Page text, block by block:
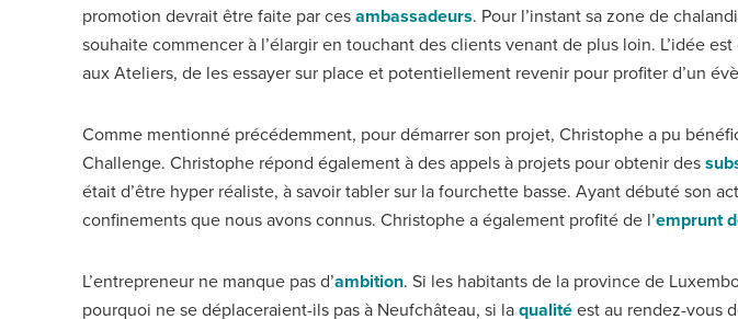
promotion devrait être faite par ces ambassadeurs. Pour l’instant sa zone de
souhaite commencer à l’élargir en touchant des clients venant de plus loin. L’idée
aux Ateliers, de les essayer sur place et potentiellement revenir pour profiter d’un
Comme mentionné précédemment, pour démarrer son projet, Christophe a pu
Challenge. Christophe répond également à des appels à projets pour obtenir des
était d’être hyper réaliste, à savoir tabler sur la fourchette basse. Ayant débuté son
confinements que nous avons connus. Christophe a également profité de l’emprunt
L’entrepreneur ne manque pas d’ambition. Si les habitants de la province de
pourquoi ne se déplaceraient-ils pas à Neufchâteau, si la qualitéest au rendez-vous